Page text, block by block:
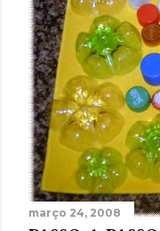
março 24, 2008